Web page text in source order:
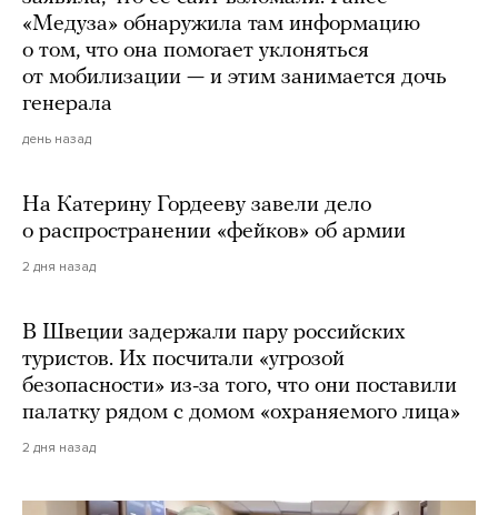
«Медуза» обнаружила там информацию
о том, что она помогает уклоняться
от мобилизации — и этим занимается дочь
генерала
день назад
На Катерину Гордееву завели дело
о распространении «фейков» об армии
2 дня назад
В Швеции задержали пару российских
туристов. Их посчитали «угрозой
безопасности» из-за того, что они поставили
палатку рядом с домом «охраняемого лица»
2 дня назад